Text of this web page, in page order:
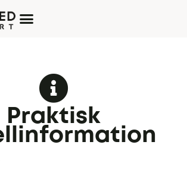
Praktisk